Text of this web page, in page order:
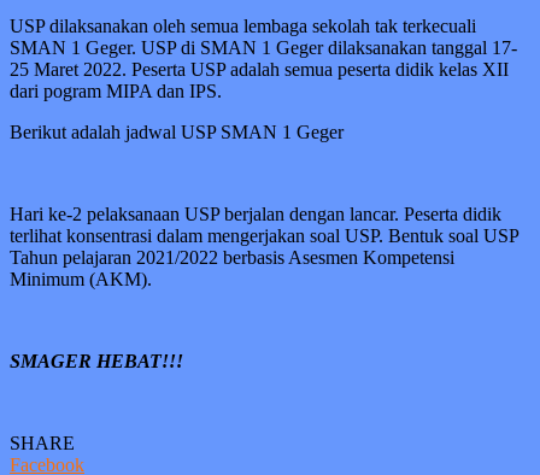
USP dilaksanakan oleh semua lembaga sekolah tak terkecuali
SMAN 1 Geger. USP di SMAN 1 Geger dilaksanakan tanggal 17-
25 Maret 2022. Peserta USP adalah semua peserta didik kelas XII
dari pogram MIPA dan IPS.
Berikut adalah jadwal USP SMAN 1 Geger
Hari ke-2 pelaksanaan USP berjalan dengan lancar. Peserta didik
terlihat konsentrasi dalam mengerjakan soal USP. Bentuk soal USP
Tahun pelajaran 2021/2022 berbasis Asesmen Kompetensi
Minimum (AKM).
SMAGER HEBAT!!!
SHARE
Facebook